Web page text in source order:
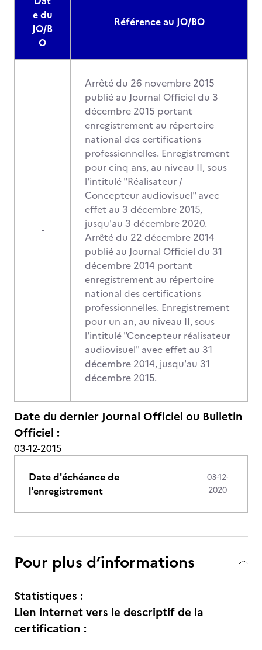
e du
JO/B
O
Référence au JO/BO
-
Arrêté du 26 novembre 2015
publié au Journal Officiel du 3
décembre 2015 portant
enregistrement au répertoire
national des certifications
professionnelles. Enregistrement
pour cinq ans, au niveau II, sous
l'intitulé "Réalisateur /
Concepteur audiovisuel" avec
effet au 3 décembre 2015,
jusqu'au 3 décembre 2020.
Arrêté du 22 décembre 2014
publié au Journal Officiel du 31
décembre 2014 portant
enregistrement au répertoire
national des certifications
professionnelles. Enregistrement
pour un an, au niveau II, sous
l'intitulé "Concepteur réalisateur
audiovisuel" avec effet au 31
décembre 2014, jusqu'au 31
décembre 2015.
Date du dernier Journal Officiel ou Bulletin
Officiel :
03-12-2015
Date d'échéance de
l'enregistrement
03-12-
2020
Pour plus d’informations
Statistiques :
Lien internet vers le descriptif de la
certification :